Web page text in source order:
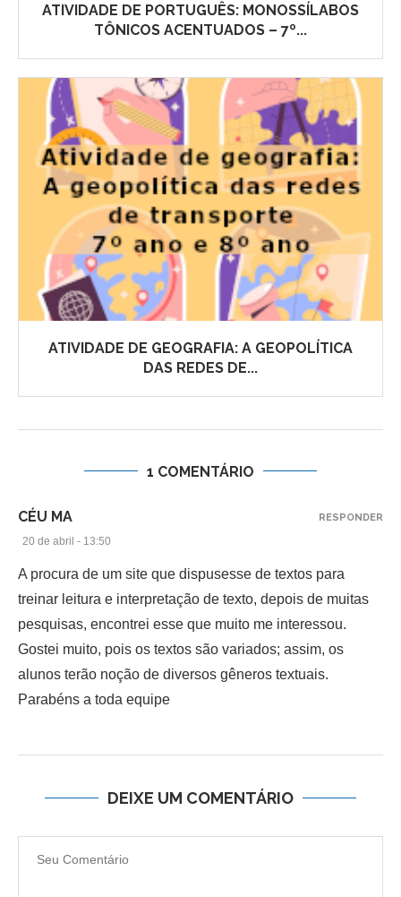
ATIVIDADE DE PORTUGUÊS: MONOSSÍLABOS
TÔNICOS ACENTUADOS – 7º...
ATIVIDADE DE GEOGRAFIA: A GEOPOLÍTICA
DAS REDES DE...
1 COMENTÁRIO
CÉU MA
20 de abril - 13:50
A procura de um site que dispusesse de textos para
treinar leitura e interpretação de texto, depois de muitas
pesquisas, encontrei esse que muito me interessou.
Gostei muito, pois os textos são variados; assim, os
alunos terão noção de diversos gêneros textuais.
Parabéns a toda equipe
RESPONDER
DEIXE UM COMENTÁRIO